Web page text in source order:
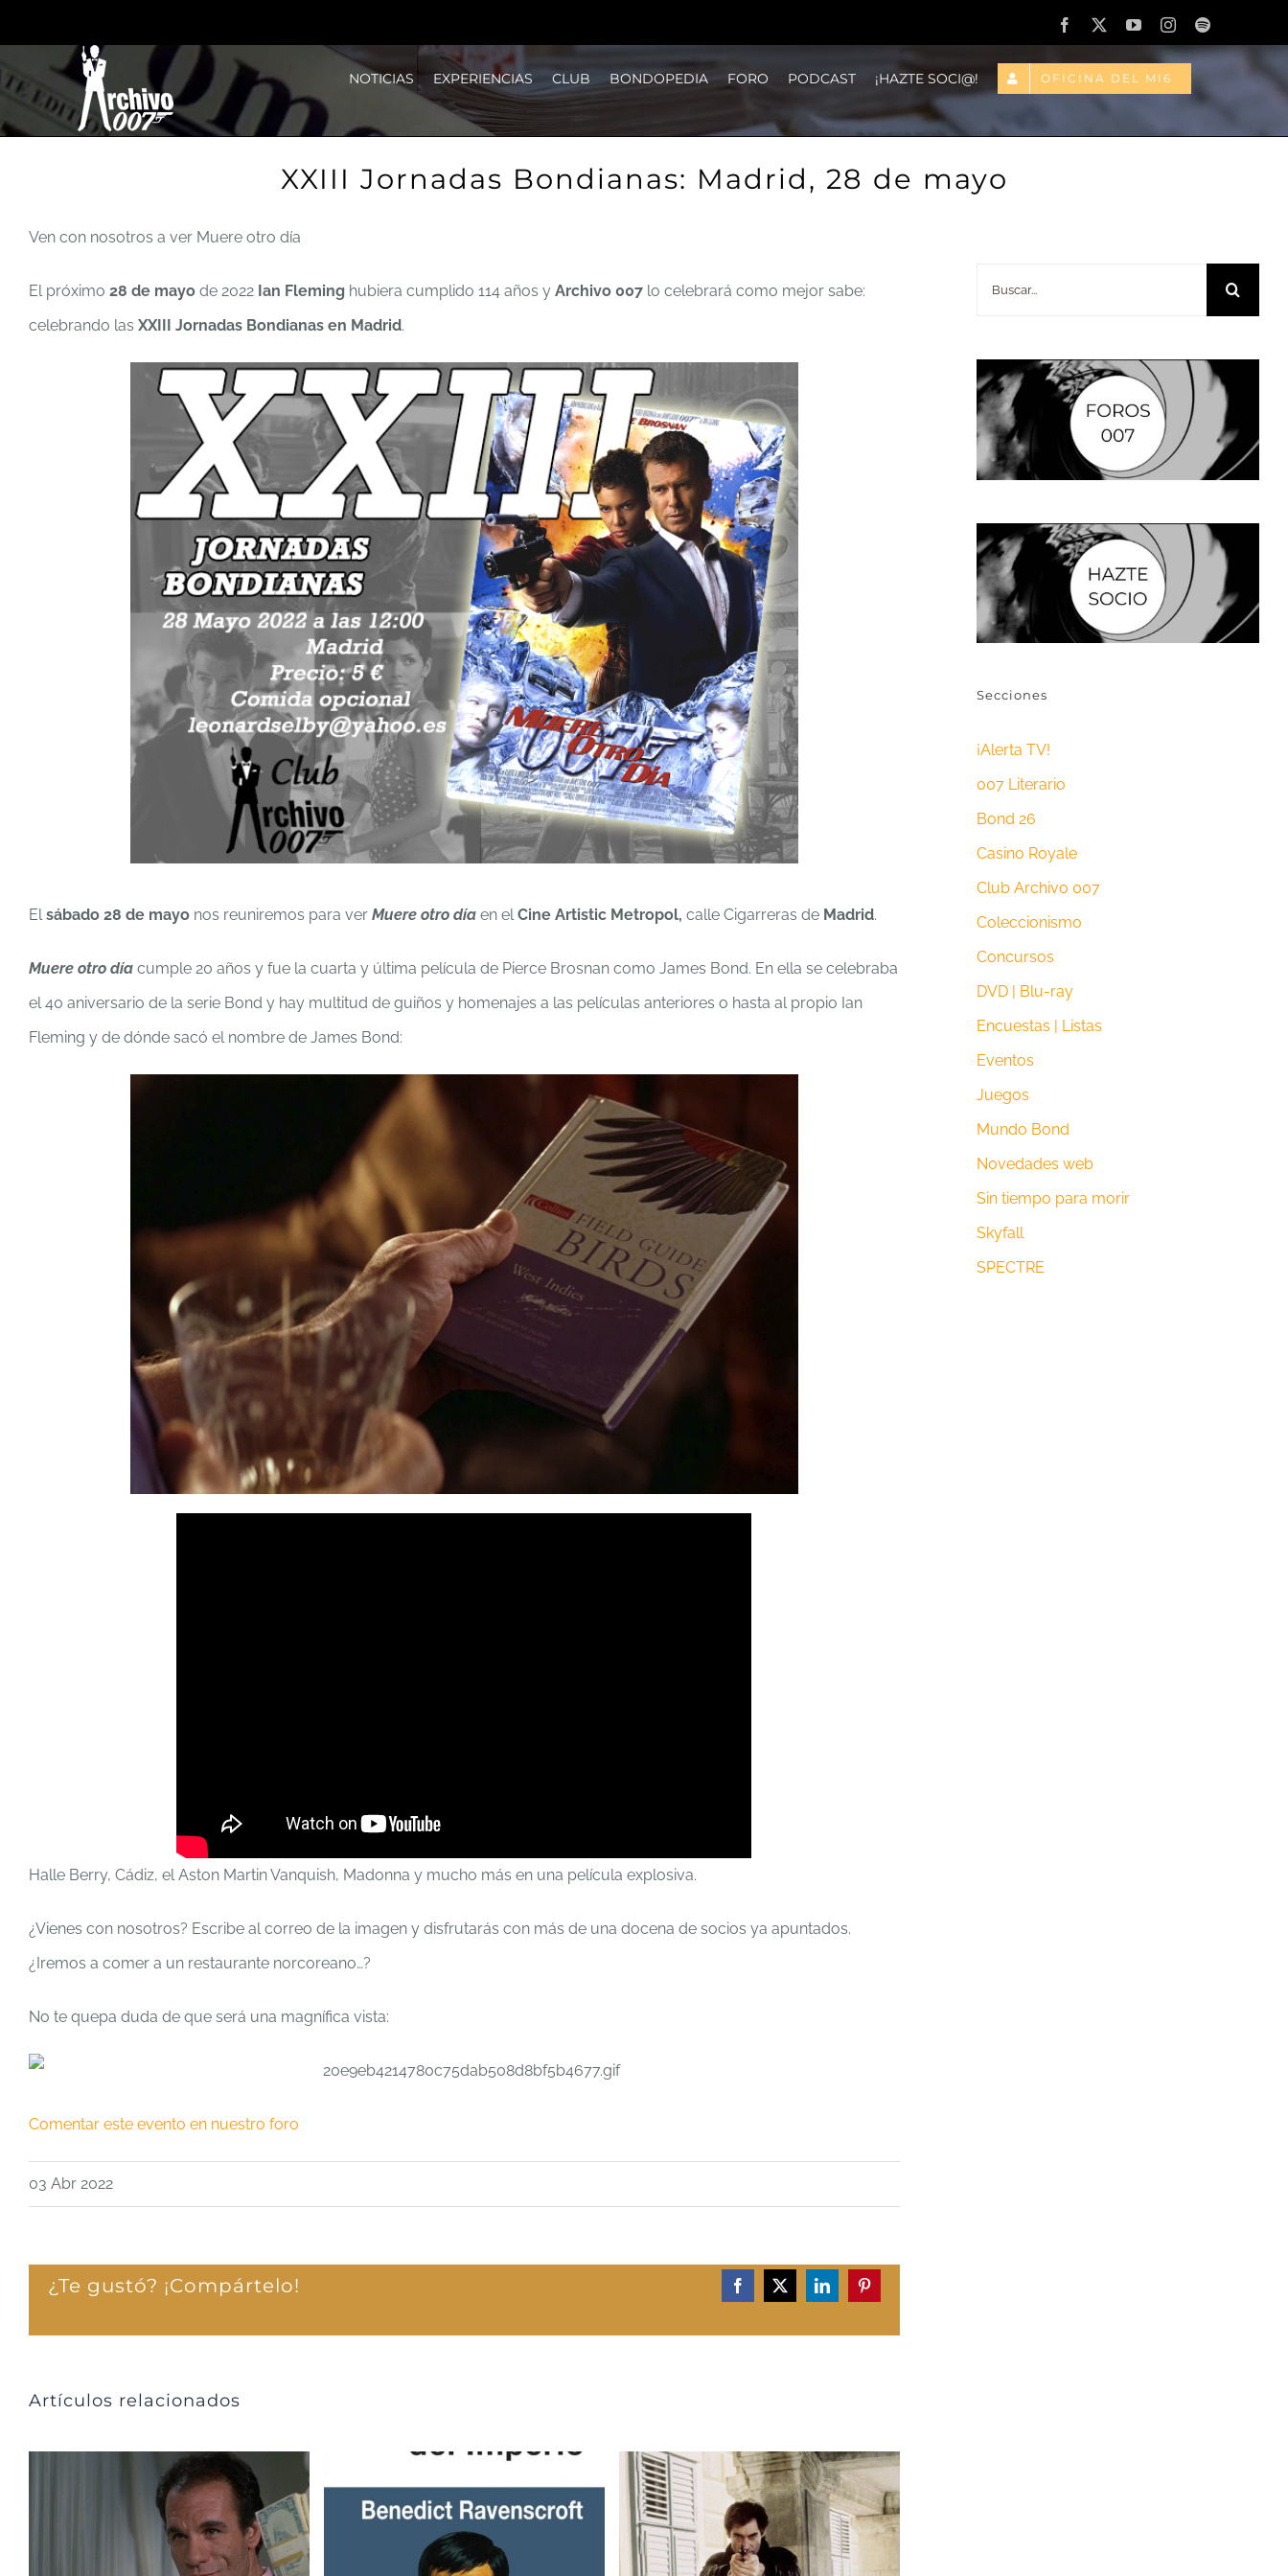
al
contenido
Facebook
X YouTubeInstagramSpotify
NOTICIAS EXPERIENCIAS CLUB BONDOPEDIA FORO PODCAST ¡HAZTE SOCI@! OFICINA DEL MI6
XXIII Jornadas Bondianas: Madrid, 28 de mayo
Ven con nosotros a ver Muere otro día
El próximo 28 de mayo de 2022 Ian Fleming hubiera cumplido 114 años y Archivo 007 lo celebrará como mejor sabe:
celebrando las XXIII Jornadas Bondianas en Madrid.
El sábado 28 de mayo nos reuniremos para ver Muere otro día en el Cine Artistic Metropol, calle Cigarreras de Madrid.
Muere otro día cumple 20 años y fue la cuarta y última película de Pierce Brosnan como James Bond. En ella se celebraba
el 40 aniversario de la serie Bond y hay multitud de guiños y homenajes a las películas anteriores o hasta al propio Ian
Fleming y de dónde sacó el nombre de James Bond:
Halle Berry, Cádiz, el Aston Martin Vanquish, Madonna y mucho más en una película explosiva.
¿Vienes con nosotros? Escribe al correo de la imagen y disfrutarás con más de una docena de socios ya apuntados.
¿Iremos a comer a un restaurante norcoreano…?
No te quepa duda de que será una magnífica vista:
Comentar este evento en nuestro foro
03 Abr 2022
¿Te gustó? ¡Compártelo! Facebook
X LinkedInPinterest
Artículos relacionados
Secciones
¡Alerta TV!
007 Literario
Bond 26
Casino Royale
Club Archivo 007
Coleccionismo
Concursos
DVD | Blu-ray
Encuestas | Listas
Eventos
Juegos
Mundo Bond
Novedades web
Sin tiempo para morir
Skyfall
SPECTRE